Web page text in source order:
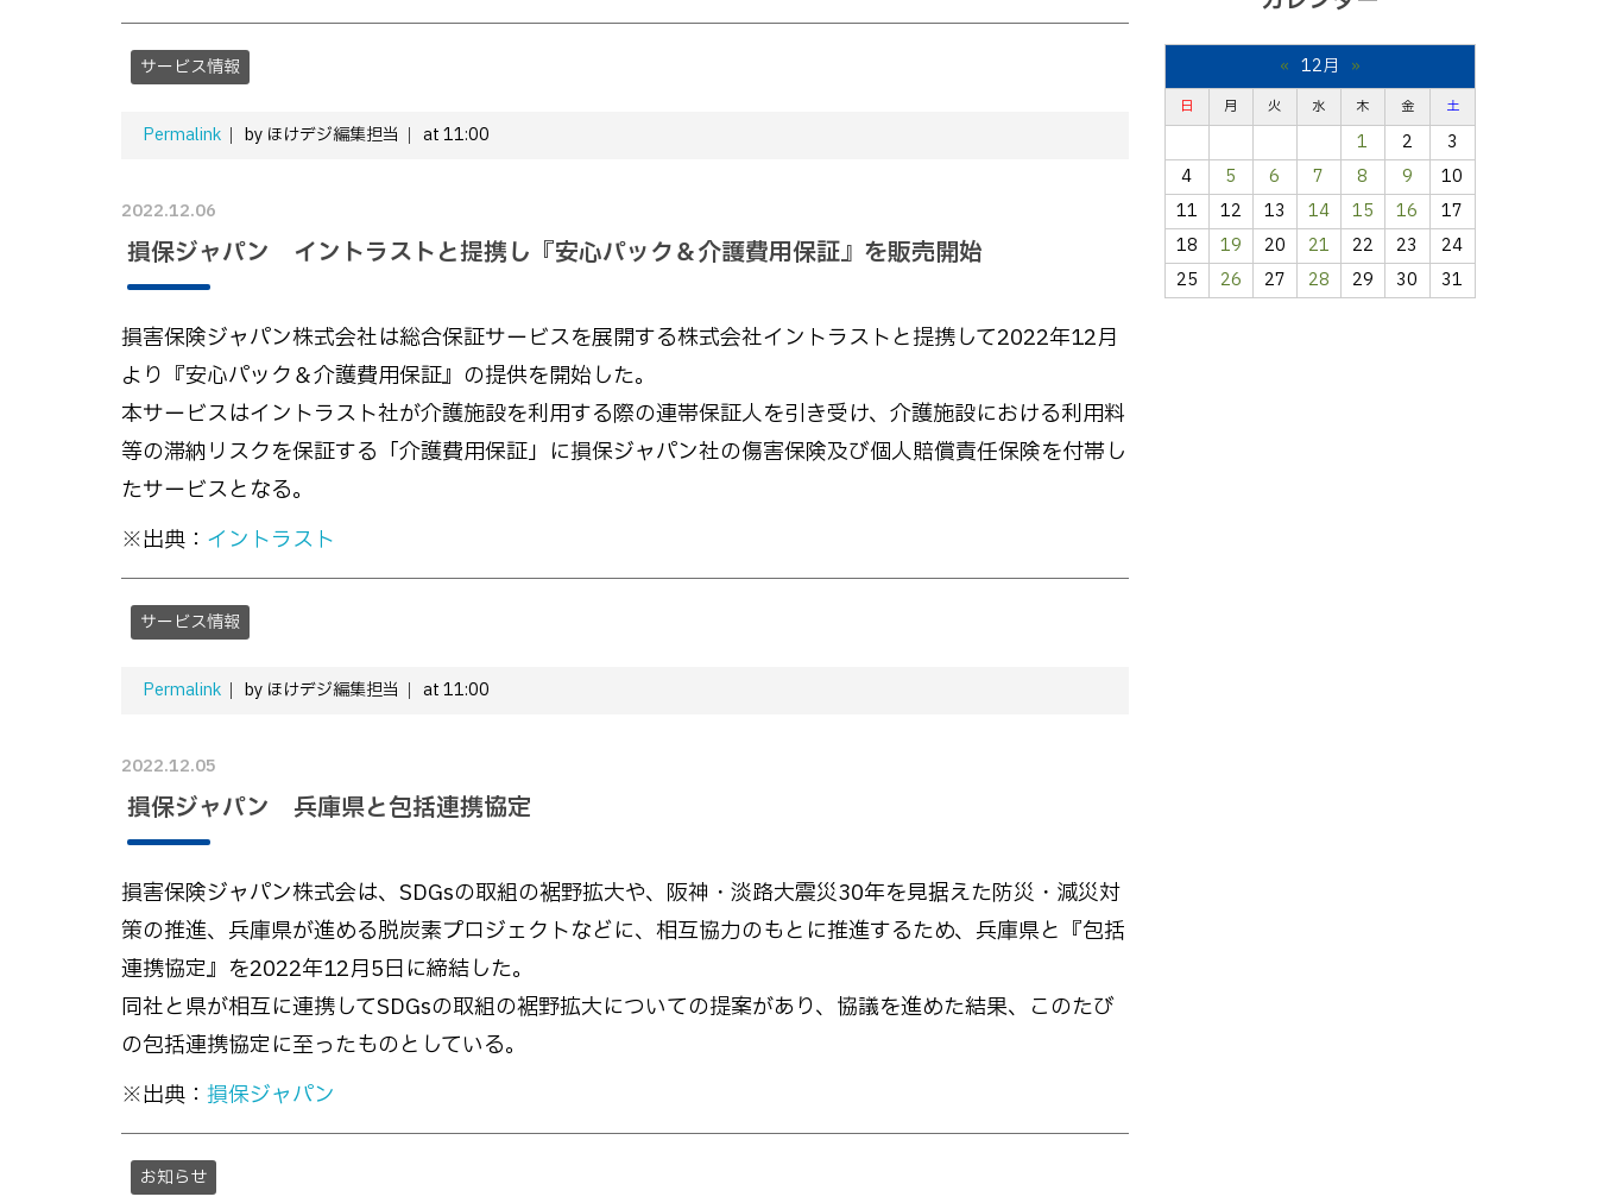
サービス情報
Permalink by ほけデジ編集担当 at 11:00
2022.12.06
損保ジャパン イントラストと提携し『安心パック＆介護費用保証』を販売開始
損害保険ジャパン株式会社は総合保証サービスを展開する株式会社イントラストと提携して2022年12月
より『安心パック＆介護費用保証』の提供を開始した。
本サービスはイントラスト社が介護施設を利用する際の連帯保証人を引き受け、介護施設における利用料
等の滞納リスクを保証する「介護費用保証」に損保ジャパン社の傷害保険及び個人賠償責任保険を付帯し
たサービスとなる。
※出典： イントラスト
サービス情報
Permalink by ほけデジ編集担当 at 11:00
2022.12.05
損保ジャパン 兵庫県と包括連携協定
損害保険ジャパン株式会は、SDGsの取組の裾野拡大や、阪神・淡路大震災30年を見据えた防災・減災対
策の推進、兵庫県が進める脱炭素プロジェクトなどに、相互協力のもとに推進するため、兵庫県と『包括
連携協定』を2022年12月5日に締結した。
同社と県が相互に連携してSDGsの取組の裾野拡大についての提案があり、協議を進めた結果、このたび
の包括連携協定に至ったものとしている。
※出典： 損保ジャパン
お知らせ
« 12月 »
日 月 火 水 木 金 土
1 2
3
4
5 6 7 8 9
10
11
12 13 14 15 16
17
18
19 20 21 22 23
24
25
26 27 28 29 30 31